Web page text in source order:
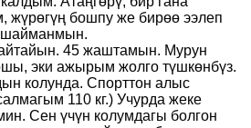
жүрөгүң бошпу же бирөө ээлеп
45 жаштамын. Мурун
эки ажырым жолго түшкөнбүз.
колунда. Спорттон алыс
110 кг.) Учурда жеке
Сен үчүн колумдагы болгон